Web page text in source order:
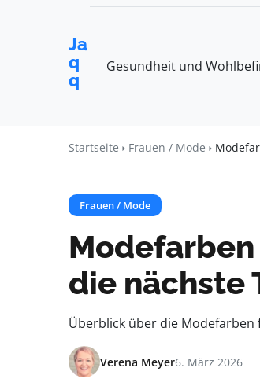
Ja
q
q
Gesundheit und
Startseite Frauen / Mode
Frauen / Mode
die nächste
Überblick über die Modefarben
Verena Meyer6. März 2026